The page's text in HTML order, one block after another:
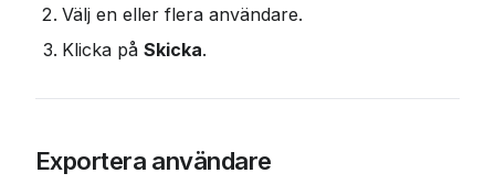
Välj en eller flera användare.
Klicka på Skicka.
Exportera användare